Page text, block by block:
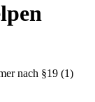
nach §19 (1)